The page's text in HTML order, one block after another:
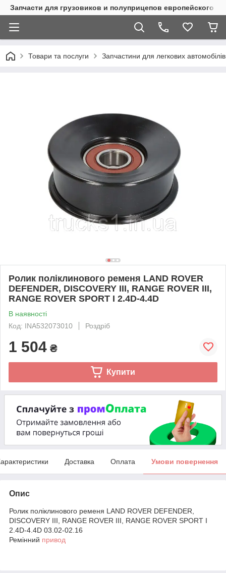
Запчасти для грузовиков и полуприцепов европейского
Товари та послуги Запчастини для легкових автомобілів
Ролик поліклинового ременя LAND ROVER
DEFENDER, DISCOVERY III, RANGE ROVER III,
RANGE ROVER SPORT I 2.4D-4.4D
В наявності
Код: INA532073010
Роздріб
1 504 ₴
Купити
Доставка Оплата Умови повернення
Опис
Ролик поліклинового ременя LAND ROVER DEFENDER,
DISCOVERY III, RANGE ROVER III, RANGE ROVER SPORT I
2.4D-4.4D 03.02-02.16
Ремінний привод